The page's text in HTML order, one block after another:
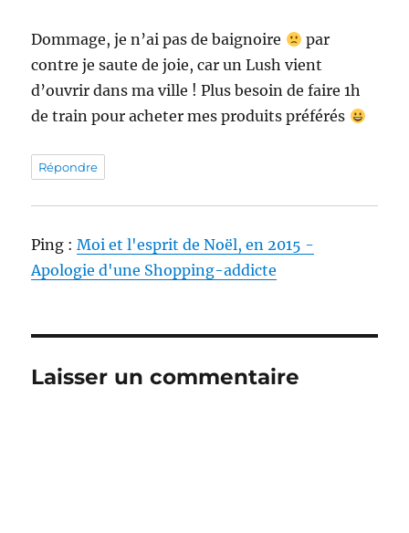
Dommage, je n’ai pas de baignoire
par
contre je saute de joie, car un Lush vient
d’ouvrir dans ma ville ! Plus besoin de faire 1h
de train pour acheter mes produits préférés
Répondre
Ping :Moi et l'esprit de Noël, en 2015 -
Apologie d'une Shopping-addicte
Laisser un commentaire